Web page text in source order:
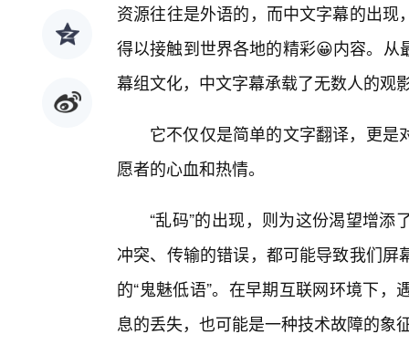
资源往往是外语的，而中文字幕的出
得以接触到世界各地的精彩😀内容。
幕组文化，中文字幕承载了无数人的观
它不仅仅是简单的文字翻译，更
愿者的心血和热情。
“乱码”的出现，则为这份渴望增
冲突、传输的错误，都可能导致我们
的“鬼魅低语”。在早期互联网环境下
息的丢失，也可能是一种技术故障的象